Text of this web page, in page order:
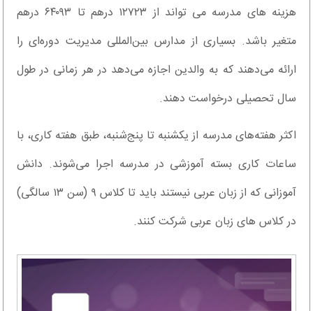
هزینه های مدرسه می تواند از ۱۲۷۲۳ درهم تا ۶۴۰۹۳ درهم
متغیر باشد. بسیاری از مدارس بین‌المللی مدیریت دوره‌ای را
ارائه می‌دهند که به والدین اجازه می‌دهد در هر زمانی در طول
سال تحصیلی درخواست دهند.
اکثر هفته‌های مدرسه از یکشنبه تا پنج‌شنبه، طبق هفته کاری، با
ساعات کاری بسته آموزشی در مدرسه اجرا می‌شوند. دانش
آموزانی که از زبان عربی نیستند باید تا کلاس ۹ (سن ۱۳ سالگی)
در کلاس های زبان عربی شرکت کنند.